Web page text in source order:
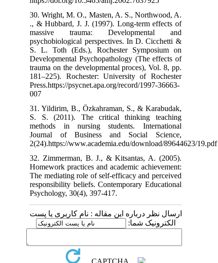
30. Wright, M.
., & Hubbard,
massive
S. L. Toth
trauma on the
181–225).
Press.https://
31. Yildirim,
S. S. (2011).
methods in
Journal of
2(24).https://
32.
Homework
The mediating
responsibility
کاربری یا پست